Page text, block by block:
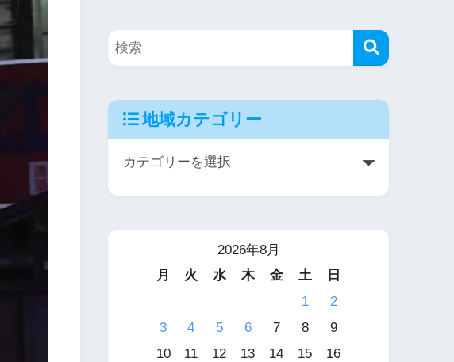
地域カテゴリー
2026年8月
月
火 水 木 金 土
日
1
2
3
4 5 6 7 8
9
10
11 12 13 14 15
16